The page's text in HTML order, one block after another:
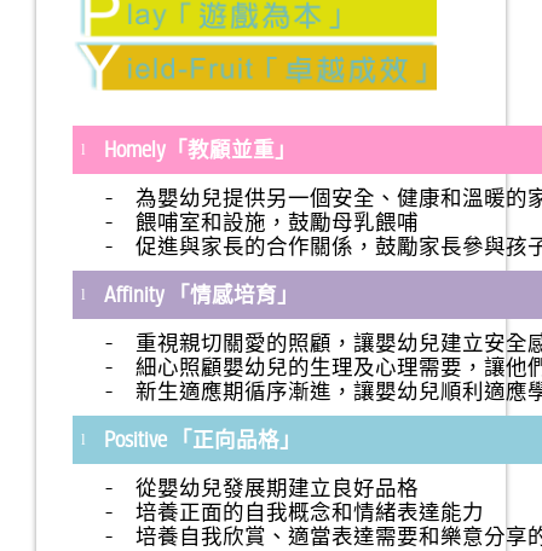
l Homely 「教顧並重」
- 為嬰幼兒提供另一個安全、健康和溫暖的
- 餵哺室和設施，鼓勵母乳餵哺
- 促進與家長的合作關係，鼓勵家長參與孩
l Affinity
「情感培育」
- 重視親切關愛的照顧，讓嬰幼兒建立安全
- 細心照顧嬰幼兒的生理及心理需要，讓他
- 新生適應期循序漸進，讓嬰幼兒順利適應
l Positive
「正向品格」
- 從嬰幼兒發展期建立良好品格
- 培養正面的自我概念和情緒表達能力
- 培養自我欣賞、適當表達需要和樂意分享